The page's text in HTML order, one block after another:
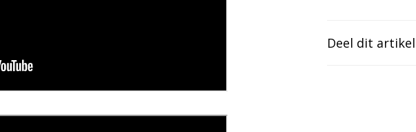
Deel dit artikel